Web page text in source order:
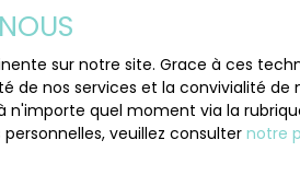
sur notre site. Grace à ces
nos services et la convivialité de
quel moment via la
veuillez consulternotre